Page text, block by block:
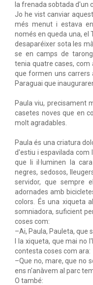
la frenada sobtada d'un
Jo he vist canviar
més menut i estava
només en queda una, el
desaparéixer sota les
se en camps de
tenia quatre cases, com
que formen uns carrers
Paraguai que
Paula viu, precisament
casetes noves que en
molt agradables.
Paula és una criatura
d'estiu i espavilada com
que li il·luminen la
negres, sedosos,
servidor, que sempre
adornades amb
colors. És una xiqueta
somniadora, suficient
coses com:
–Ai, Paula, Pauleta, que
I la xiqueta, que mai no
contesta coses com ara:
–Que no, mare, que no
ens n'anàvem al parc
O també: